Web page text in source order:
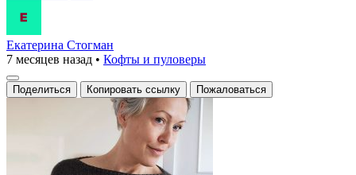
Екатерина Стогман
7 месяцев назад • Кофты и пуловеры
Поделиться Копировать ссылку Пожаловаться